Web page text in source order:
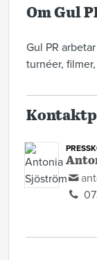
Om Gul
Gul PR
turnéer,